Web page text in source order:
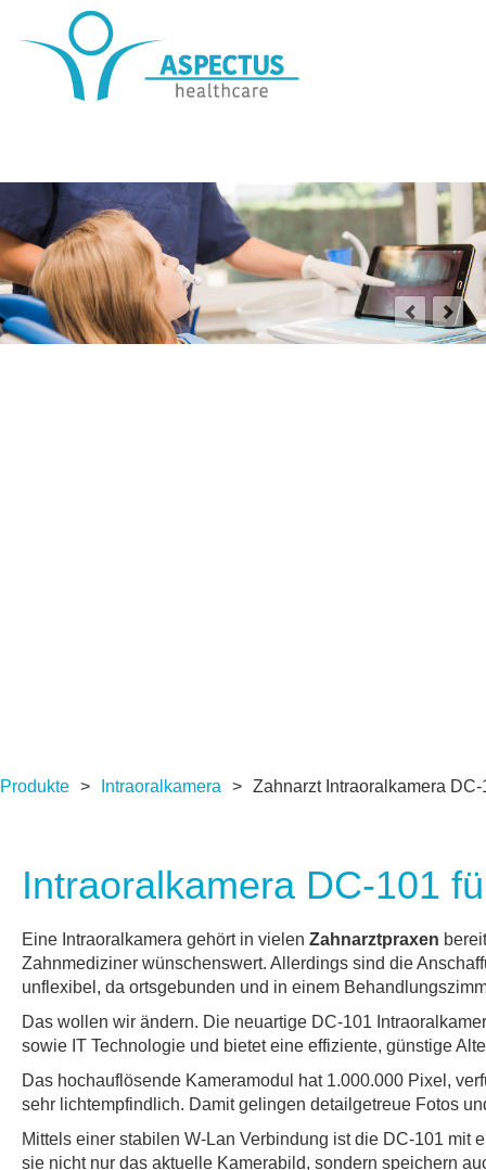
Produkte > Intraoralkamera > Zahnarzt Intraoralkamera DC-
Intraoralkamera DC-101
Eine Intraoralkamera gehört in vielen Zahnarztpraxen
Zahnmediziner wünschenswert. Allerdings sind die
unflexibel, da ortsgebunden und in einem
Das wollen wir ändern. Die neuartige DC-101
sowie IT Technologie und bietet eine effiziente, günstige
Das hochauflösende Kameramodul hat 1.000.000 Pixel,
sehr lichtempfindlich. Damit gelingen detailgetreue Fotos
Mittels einer stabilen W-Lan Verbindung ist die DC-101 mit
sie nicht nur das aktuelle Kamerabild, sondern speichern